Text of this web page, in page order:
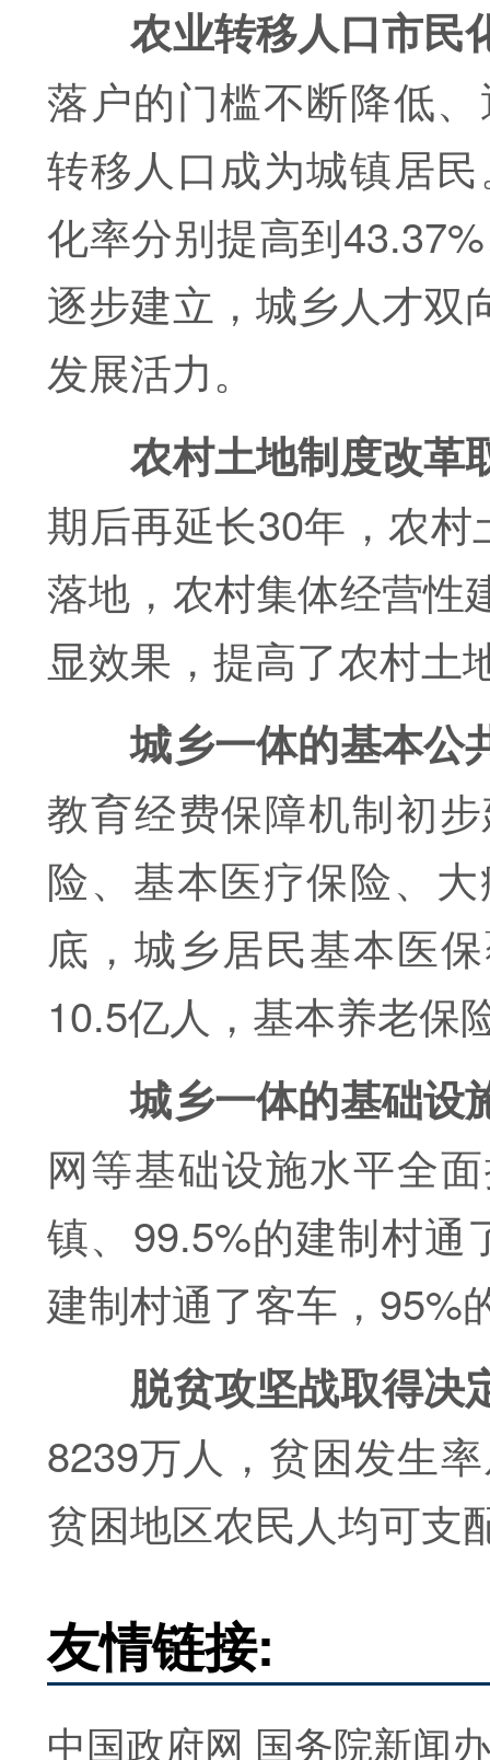
农业转移人口市民
落户的门槛不断降低
转移人口成为城镇居
化率分别提高到
逐步建立，城乡人才双
发展活力。
农村土地制度改革
期后再延长30年，农村
落地，农村集体经营性
显效果，提高了农村土
城乡一体的基本公
教育经费保障机制初
险、基本医疗保险、
底，城乡居民基本医
10.5亿人，基本养老保
城乡一体的基础设
网等基础设施水平全
镇、99.5%的建制村通
建制村通了客车，95%
脱贫攻坚战取得决
8239万人，贫困发生
贫困地区农民人均可支
友情链接:
中国政府网 国务院新闻